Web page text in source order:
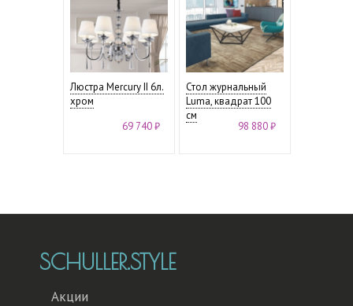
Люстра Mercury II 6л.
хром
69 740 ₽
Стол журнальный
Luma, квадрат 100
см
98 880 ₽
SCHULLER.STYLE
Акции